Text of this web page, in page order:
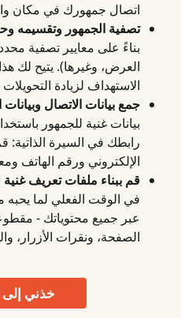
اتصال جمهورك في مكان
تصفية الجمهور وتقسيمه
بناءً على معايير تصفية
العرض، وغيرها). يتيح لك
الاستهداف لزيادة
جمع بيانات الاتصال
بيانات غنية للجمهور
رابطك في السيرة الذاتية:
الإلكتروني ورقم الهاتف
قم ببناء ملفات تعريف غنية
في الوقت الفعلي لما
عبر جميع محتوياتك -
الصفحة، ونقرات الأزرار،
خذني إلى